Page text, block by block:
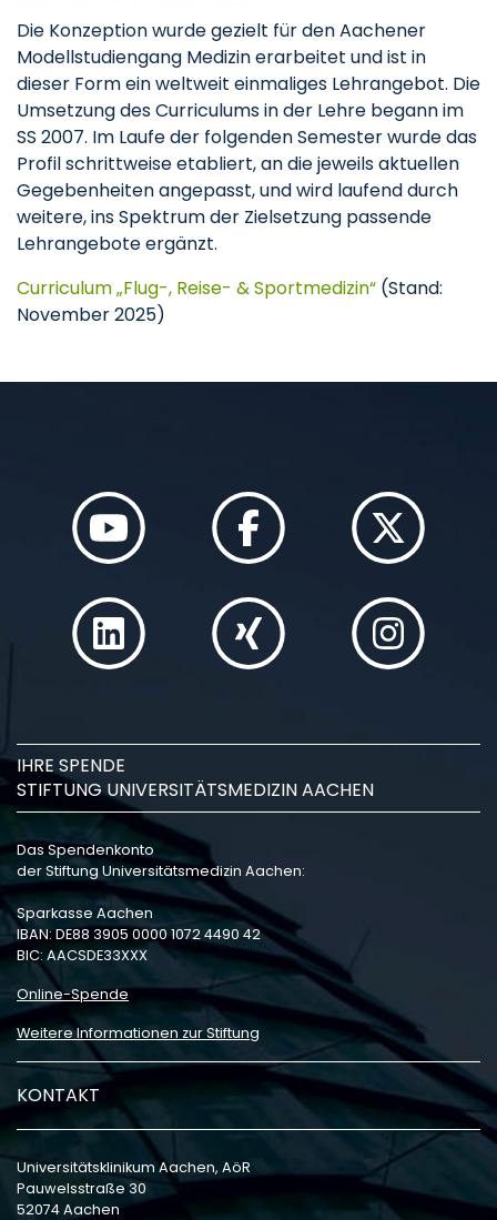
Die Konzeption wurde gezielt für den Aachener
Modellstudiengang Medizin erarbeitet und ist in
dieser Form ein weltweit einmaliges Lehrangebot. Die
Umsetzung des Curriculums in der Lehre begann im
SS 2007. Im Laufe der folgenden Semester wurde das
Profil schrittweise etabliert, an die jeweils aktuellen
Gegebenheiten angepasst, und wird laufend durch
weitere, ins Spektrum der Zielsetzung passende
Lehrangebote ergänzt.
Curriculum „Flug-, Reise- & Sportmedizin“ (Stand:
November 2025)
IHRE SPENDE
STIFTUNG UNIVERSITÄTSMEDIZIN AACHEN
Das Spendenkonto
der Stiftung Universitätsmedizin Aachen:
Sparkasse Aachen
IBAN: DE88 3905 0000 1072 4490 42
BIC: AACSDE33XXX
Online-Spende
Weitere Informationen zur Stiftung
KONTAKT
Universitätsklinikum Aachen, AöR
Pauwelsstraße 30
52074 Aachen